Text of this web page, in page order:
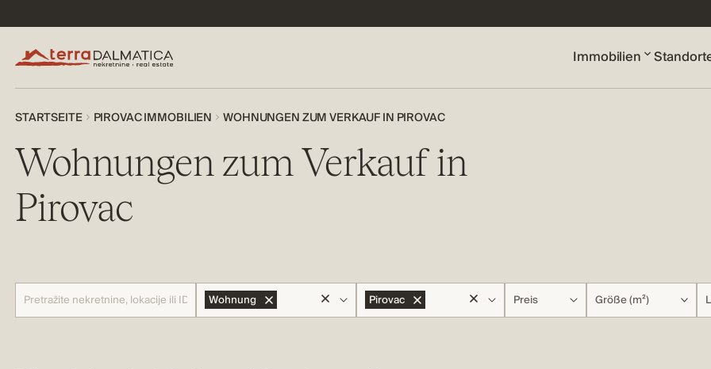
Immobilien
STARTSEITE PIROVAC IMMOBILIEN WOHNUNGEN ZUM VERKAUF IN PIROVAC
Wohnungen zum Verkauf in
Pirovac
Wohnung Pirovac Preis Größe (m²)